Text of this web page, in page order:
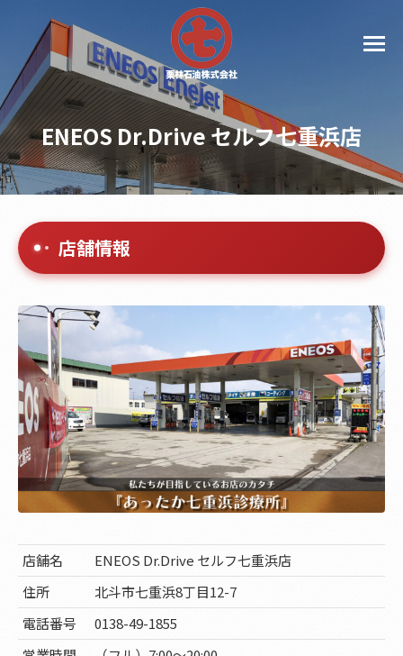
ENEOS Dr.Drive セルフ七重浜店
店舗情報
店舗名
ENEOS Dr.Drive セルフ七重浜店
住所
北斗市七重浜8丁目12-7
電話番号
0138-49-1855